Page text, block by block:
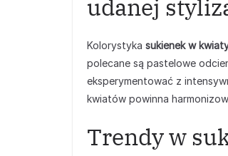
udanej
Kolorystyka sukienek w
polecane są pastelowe
eksperymentować z
kwiatów powinna
Trendy w